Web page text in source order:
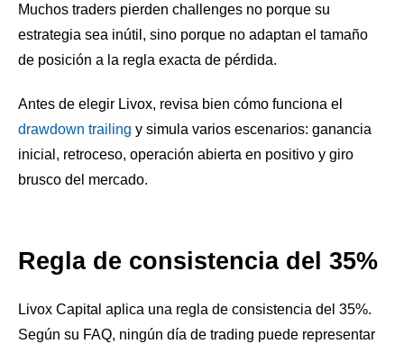
Muchos traders pierden challenges no porque su
estrategia sea inútil, sino porque no adaptan el tamaño
de posición a la regla exacta de pérdida.
Antes de elegir Livox, revisa bien cómo funciona el
drawdown trailing y simula varios escenarios: ganancia
inicial, retroceso, operación abierta en positivo y giro
brusco del mercado.
Regla de consistencia del 35%
Livox Capital aplica una regla de consistencia del 35%.
Según su FAQ, ningún día de trading puede representar